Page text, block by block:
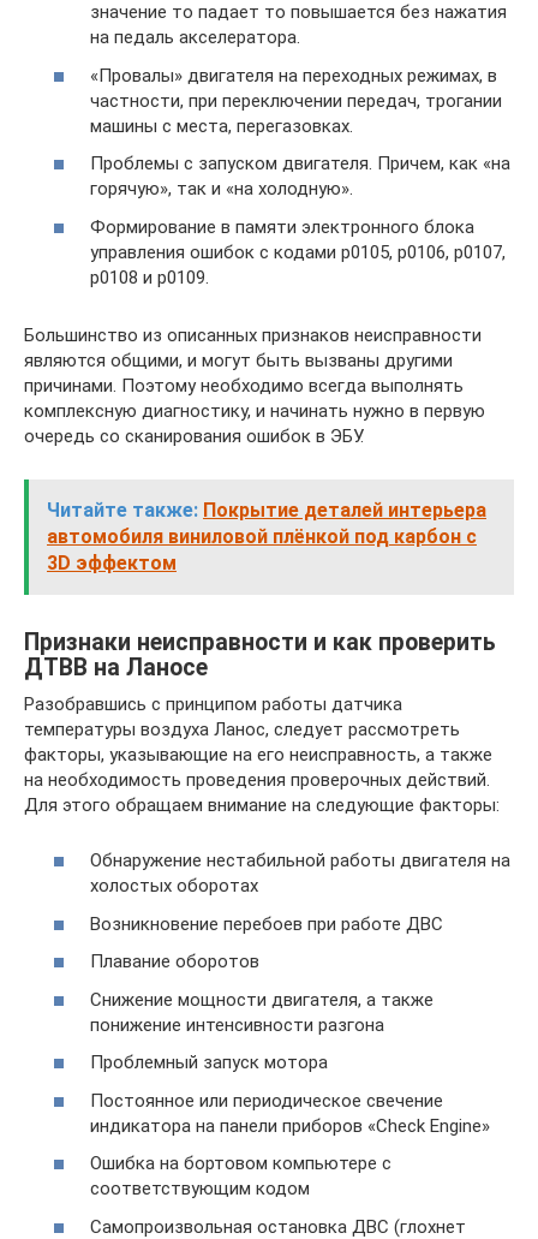
значение то падает то повышается без нажатия
на педаль акселератора.
«Провалы» двигателя на переходных режимах, в
частности, при переключении передач, трогании
машины с места, перегазовках.
Проблемы с запуском двигателя. Причем, как «на
горячую», так и «на холодную».
Формирование в памяти электронного блока
управления ошибок с кодами p0105, p0106, p0107,
p0108 и p0109.
Большинство из описанных признаков неисправности
являются общими, и могут быть вызваны другими
причинами. Поэтому необходимо всегда выполнять
комплексную диагностику, и начинать нужно в первую
очередь со сканирования ошибок в ЭБУ.
Читайте также: Покрытие деталей интерьера
автомобиля виниловой плёнкой под карбон с
3D эффектом
Признаки неисправности и как проверить
ДТВВ на Ланосе
Разобравшись с принципом работы датчика
температуры воздуха Ланос, следует рассмотреть
факторы, указывающие на его неисправность, а также
на необходимость проведения проверочных действий.
Для этого обращаем внимание на следующие факторы:
Обнаружение нестабильной работы двигателя на
холостых оборотах
Возникновение перебоев при работе ДВС
Плавание оборотов
Снижение мощности двигателя, а также
понижение интенсивности разгона
Проблемный запуск мотора
Постоянное или периодическое свечение
индикатора на панели приборов «Check Engine»
Ошибка на бортовом компьютере с
соответствующим кодом
Самопроизвольная остановка ДВС (глохнет